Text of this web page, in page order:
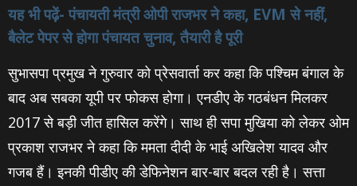
यह भी पढ़ें- पंचायती मंत्री ओपी राजभर ने कहा, EVM से नहीं,
बैलेट पेपर से होगा पंचायत चुनाव, तैयारी है पूरी
सुभासपा प्रमुख ने गुरुवार को प्रेसवार्ता कर कहा कि पश्चिम बंगाल के
बाद अब सबका यूपी पर फोकस होगा। एनडीए के गठबंधन मिलकर
2017 से बड़ी जीत हासिल करेंगे। साथ ही सपा मुखिया को लेकर ओम
प्रकाश राजभर ने कहा कि ममता दीदी के भाई अखिलेश यादव और
गजब हैं। इनकी पीडीए की डेफिनेशन बार-बार बदल रही है। सत्ता